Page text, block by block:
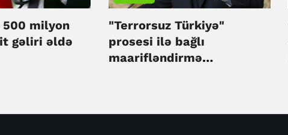
milyon
gəliri əldə
"Terrorsuz Türkiyə"
prosesi ilə bağlı
maarifləndirmə